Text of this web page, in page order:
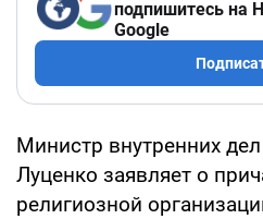
подпишитесь на
Google
Министр внутренних
Луценко заявляет о
религиозной